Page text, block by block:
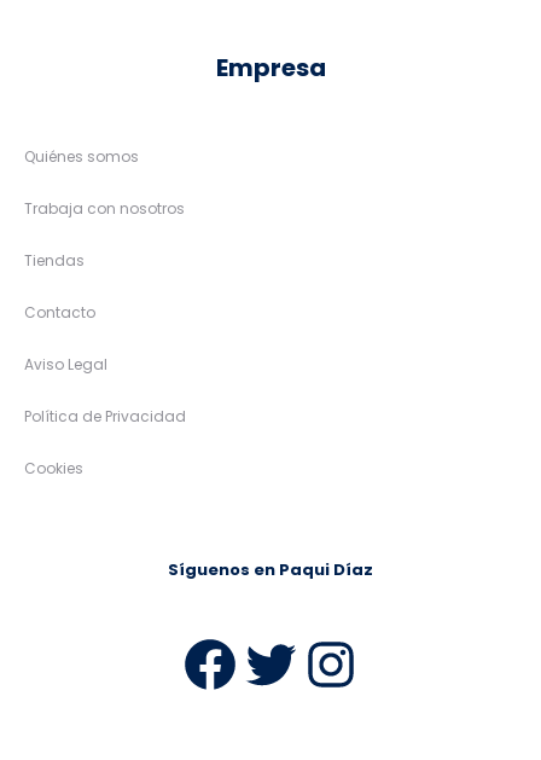
Empresa
Quiénes somos
Trabaja con nosotros
Tiendas
Contacto
Aviso Legal
Política de Privacidad
Cookies
Síguenos en Paqui Díaz
Facebook
Twitter